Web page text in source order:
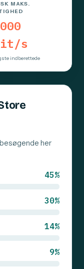
MAKS.
s
indberettede
her
45%
30%
14%
9%